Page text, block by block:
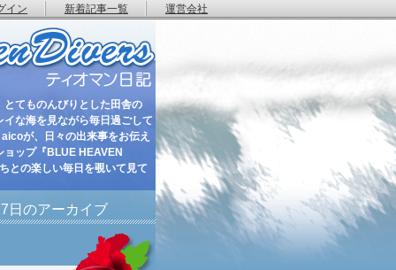
イン 新着記事一覧 運営会社
てものんびりとした田舎の
な海を見ながら毎日過ごして
が、日々の出来事をお伝え
ョップ『BLUE HEAVEN
との楽しい毎日を覗いて見て
日のアーカイブ